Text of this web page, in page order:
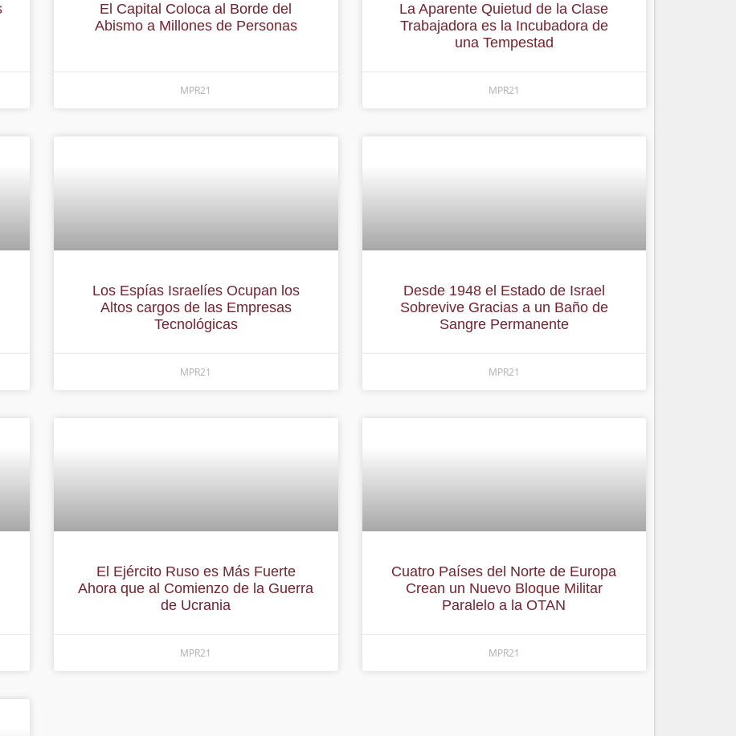
El Capital Coloca al Borde del
Abismo a Millones de Personas
MPR21
La Aparente Quietud de la Clase
Trabajadora es la Incubadora de
una Tempestad
MPR21
Los Espías Israelíes Ocupan los
Altos cargos de las Empresas
Tecnológicas
MPR21
Desde 1948 el Estado de Israel
Sobrevive Gracias a un Baño de
Sangre Permanente
MPR21
El Ejército Ruso es Más Fuerte
Ahora que al Comienzo de la Guerra
de Ucrania
MPR21
Cuatro Países del Norte de Europa
Crean un Nuevo Bloque Militar
Paralelo a la OTAN
MPR21